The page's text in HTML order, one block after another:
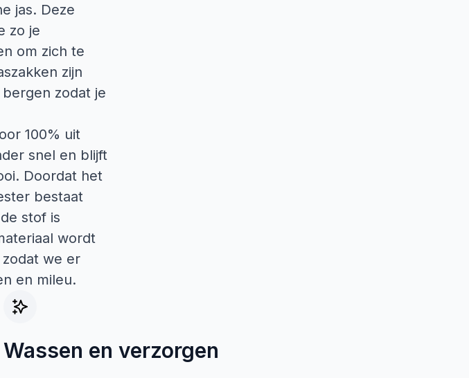
jas. Deze
zo je
om zich te
zijn
zodat je
100% uit
snel en blijft
Doordat het
bestaat
stof is
wordt
we er
en mileu.
Wassen en verzorgen